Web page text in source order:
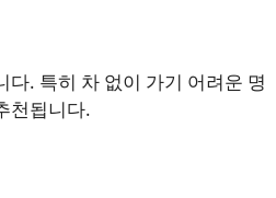
. 특히 차 없이 가기 어려운 명
천됩니다.